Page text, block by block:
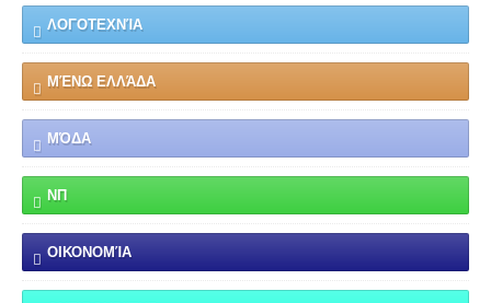
ΛΟΓΟΤΕΧΝΊΑ
ΜΈΝΩ ΕΛΛΆΔΑ
ΜΌΔΑ
ΝΠ
ΟΙΚΟΝΟΜΊΑ